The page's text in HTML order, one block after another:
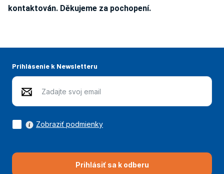
kontaktován. Děkujeme za pochopení.
Prihlásenie k Newsletteru
Prihlásiť sa k odberu
Zobraziť podmienky